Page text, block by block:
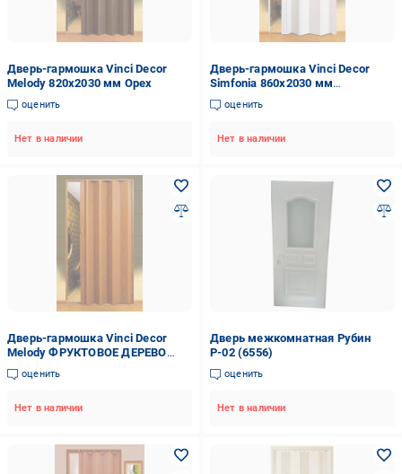
Дверь-гармошка Vinci Decor
Melody 820x2030 мм Орех
оценить
Нет в наличии
Дверь-гармошка Vinci Decor
Simfonia 860x2030 мм
Арктический белый
оценить
Нет в наличии
Дверь-гармошка Vinci Decor
Melody ФРУКТОВОЕ ДЕРЕВО
(820x2030)
оценить
Нет в наличии
Дверь межкомнатная Рубин
Р-02 (6556)
оценить
Нет в наличии